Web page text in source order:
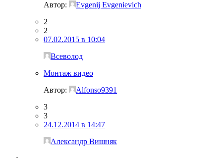
Автор:
Evgenij Evgenievich
2
2
07.02.2015 в 10:04
Всеволод
Монтаж видео
Автор:
Alfonso9391
3
3
24.12.2014 в 14:47
Александр Вишняк